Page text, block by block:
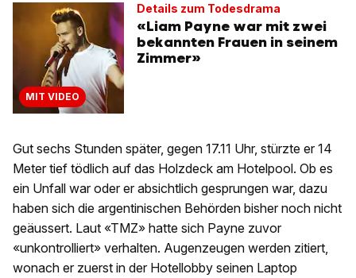
MIT VIDEO
Details zum Todesdrama
«Liam Payne war mit zwei
bekannten Frauen in seinem
Zimmer»
Gut sechs Stunden später, gegen 17.11 Uhr, stürzte er 14
Meter tief tödlich auf das Holzdeck am Hotelpool. Ob es
ein Unfall war oder er absichtlich gesprungen war, dazu
haben sich die argentinischen Behörden bisher noch nicht
geäussert. Laut «TMZ» hatte sich Payne zuvor
«unkontrolliert» verhalten. Augenzeugen werden zitiert,
wonach er zuerst in der Hotellobby seinen Laptop